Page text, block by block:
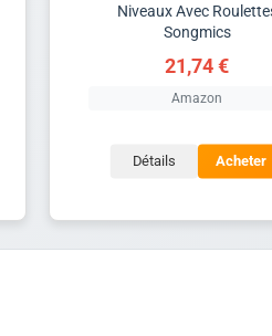
Niveaux Avec
Songmics
21,74 €
Amazon
Détails Acheter